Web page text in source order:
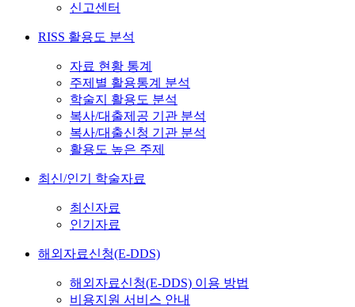
신고센터
RISS 활용도 분석
자료 현황 통계
주제별 활용통계 분석
학술지 활용도 분석
복사/대출제공 기관 분석
복사/대출신청 기관 분석
활용도 높은 주제
최신/인기 학술자료
최신자료
인기자료
해외자료신청(E-DDS)
해외자료신청(E-DDS) 이용 방법
비용지원 서비스 안내